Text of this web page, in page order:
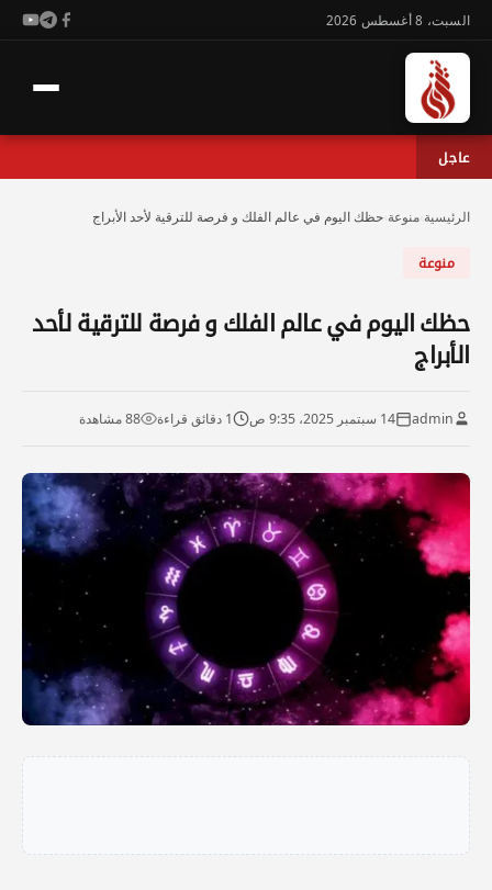
السبت، 8 أغسطس 2026
عاجل
الرئيسية منوعة حظك اليوم في عالم الفلك و فرصة للترقية لأحد الأبراج
منوعة
حظك اليوم في عالم الفلك و فرصة للترقية لأحد
الأبراج
admin 14 سبتمبر 2025، 9:35 ص 1 دقائق قراءة 88 مشاهدة